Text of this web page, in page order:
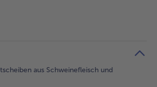
aus Schweinefleisch und